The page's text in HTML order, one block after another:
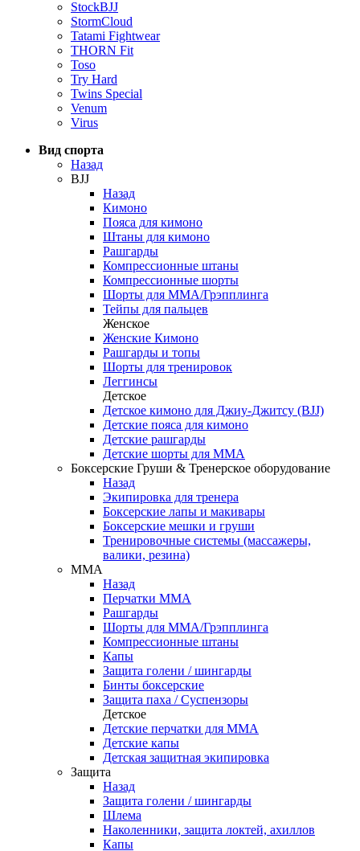
StockBJJ
StormCloud
Tatami Fightwear
THORN Fit
Toso
Try Hard
Twins Special
Venum
Virus
Вид спорта
Назад
BJJ
Назад
Кимоно
Пояса для кимоно
Штаны для кимоно
Рашгарды
Компрессионные штаны
Компрессионные шорты
Шорты для ММА/Грэпплинга
Тейпы для пальцев
Женское
Женские Кимоно
Рашгарды и топы
Шорты для тренировок
Леггинсы
Детское
Детское кимоно для Джиу-Джитсу (BJJ)
Детские пояса для кимоно
Детские рашгарды
Детские шорты для ММА
Боксерские Груши & Тренерское оборудование
Назад
Экипировка для тренера
Боксерские лапы и макивары
Боксерские мешки и груши
Тренировочные системы (массажеры,
валики, резина)
ММА
Назад
Перчатки ММА
Рашгарды
Шорты для ММА/Грэпплинга
Компрессионные штаны
Капы
Защита голени / шингарды
Бинты боксерские
Защита паха / Суспензоры
Детское
Детские перчатки для ММА
Детские капы
Детская защитная экипировка
Защита
Назад
Защита голени / шингарды
Шлема
Наколенники, защита локтей, ахиллов
Капы